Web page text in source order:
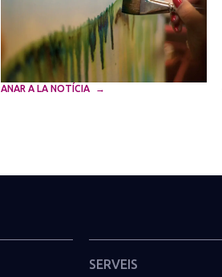
ANAR A LA NOTÍCIA
SERVEIS